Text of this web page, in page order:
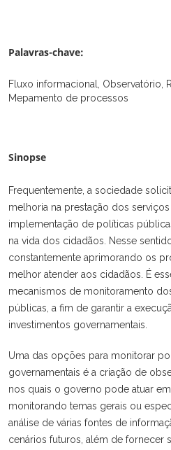
Palavras-chave:
Fluxo informacional, Observatório,
Mepamento de processos
Sinopse
Frequentemente, a sociedade
melhoria na prestação dos
implementação de políticas
na vida dos cidadãos. Nesse
constantemente aprimorando os
melhor atender aos cidadãos. É
mecanismos de monitoramento
públicas, a fim de garantir a
investimentos governamentais.
Uma das opções para monitorar
governamentais é a criação de
nos quais o governo pode atuar em
monitorando temas gerais ou
análise de várias fontes de
cenários futuros, além de fornecer